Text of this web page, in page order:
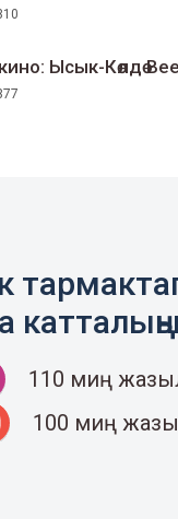
Ысык-Көлдө
110 миң
100 миң